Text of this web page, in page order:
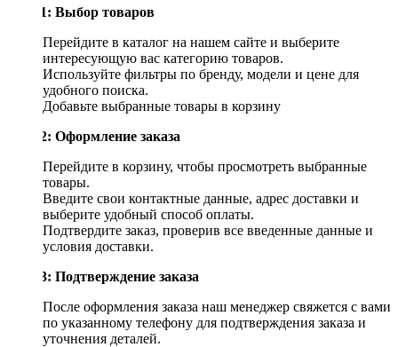
Шаг 1: Выбор товаров
Перейдите в каталог на нашем сайте и выберите
интересующую вас категорию товаров.
Используйте фильтры по бренду, модели и цене для
удобного поиска.
Добавьте выбранные товары в корзину
Шаг 2: Оформление заказа
Перейдите в корзину, чтобы просмотреть выбранные
товары.
Введите свои контактные данные, адрес доставки и
выберите удобный способ оплаты.
Подтвердите заказ, проверив все введенные данные и
условия доставки.
Шаг 3: Подтверждение заказа
После оформления заказа наш менеджер свяжется с вами
по указанному телефону для подтверждения заказа и
уточнения деталей.